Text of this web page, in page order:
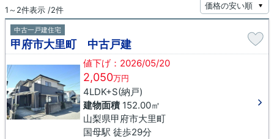
1～2件表示 /2件
中古一戸建住宅
甲府市大里町 中古戸建
値下げ：2026/05/20
2,050万円
4LDK+S(納戸)
建物面積152.00㎡
山梨県甲府市大里町
国母駅 徒歩29分